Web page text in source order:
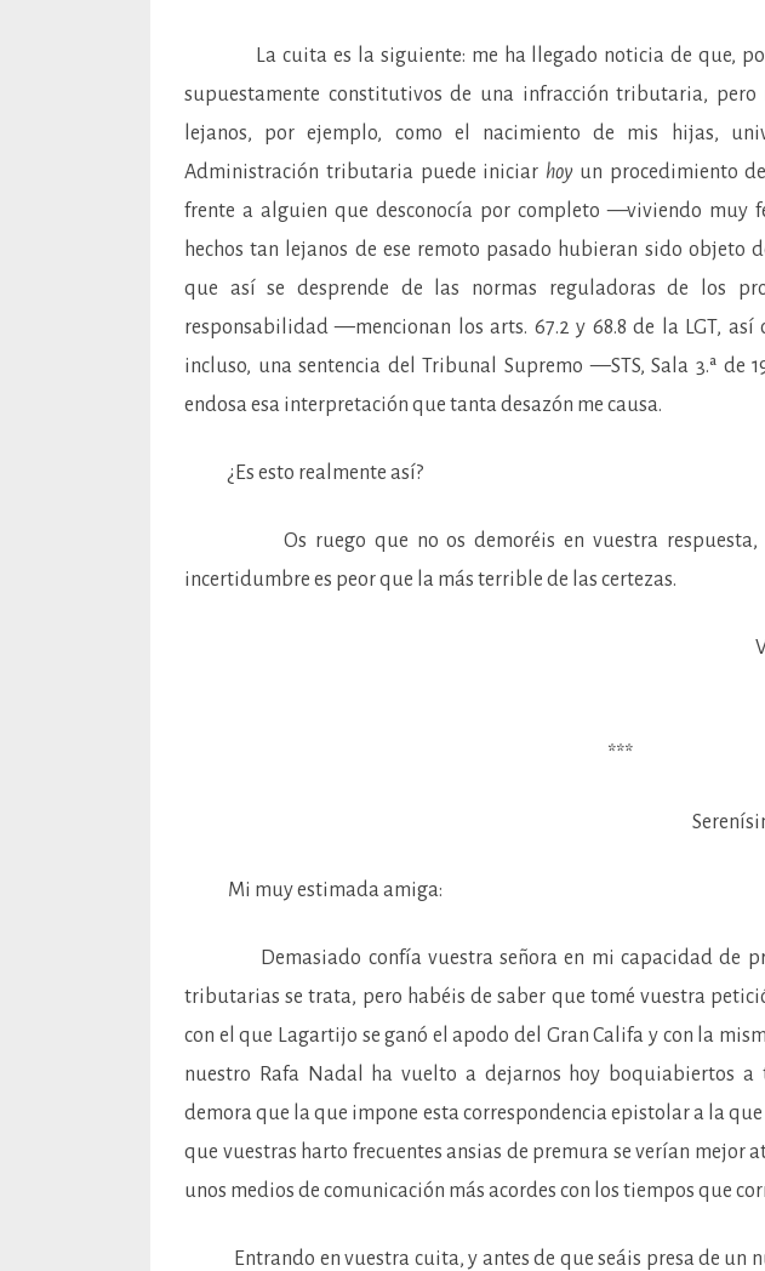
La cuita es la siguiente: me ha llegado noticia de que, por
supuestamente constitutivos de una infracción tributaria,
lejanos, por ejemplo, como el nacimiento de mis hijas,
Administración tributaria puede iniciar hoyun procedimiento
frente a alguien que desconocía por completo —viviendo muy
hechos tan lejanos de ese remoto pasado hubieran sido objeto
que así se desprende de las normas reguladoras de los
responsabilidad —mencionan los arts. 67.2 y 68.8 de la LGT, así
incluso, una sentencia del Tribunal Supremo —STS, Sala 3.ª de
endosa esa interpretación que tanta desazón me causa.
¿Es esto realmente así?
Os ruego que no os demoréis en vuestra respuesta,
incertidumbre es peor que la más terrible de las certezas.
***
Mi muy estimada amiga:
Demasiado confía vuestra señora en mi capacidad de
tributarias se trata, pero habéis de saber que tomé vuestra
con el que Lagartijo se ganó el apodo del Gran Califa y con la
nuestro Rafa Nadal ha vuelto a dejarnos hoy boquiabiertos a
demora que la que impone esta correspondencia epistolar a la
que vuestras harto frecuentes ansias de premura se verían mejor
unos medios de comunicación más acordes con los tiempos que
Entrando en vuestra cuita, y antes de que seáis presa de un